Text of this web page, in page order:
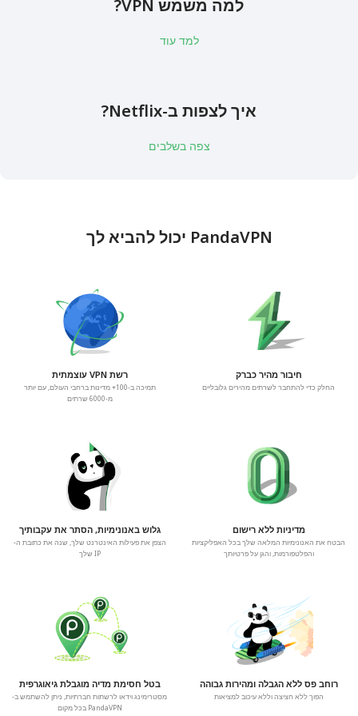
למה משמש VPN?
למד עוד
איך לצפות ב-Netflix?
צפה בשלבים
PandaVPN יכול להביא לך
חיבור מהיר כברק
החלק כדי להתחבר לשרתים מהירים גלובליים
רשת VPN עוצמתית
תמיכה ב-100+ מדינות ברחבי העולם, עם יותר
מ-6000 שרתים
מדיניות ללא רישום
הבטח את האנונימיות המלאה שלך בכל האפליקציות
והפלטפורמות, והגן על פרטיותך
גלוש באנונימיות, הסתר את עקבותיך
הצפן את פעילות האינטרנט שלך, שנה את כתובת ה-
IP שלך
רוחב פס ללא הגבלה ומהירות גבוהה
הפוך ללא חציצה וללא עיכוב למציאות
בטל חסימת מדיה מוגבלת גיאוגרפית
מסטרימינג וידאו לרשתות חברתיות, ניתן להשתמש ב-
PandaVPN בכל מקום